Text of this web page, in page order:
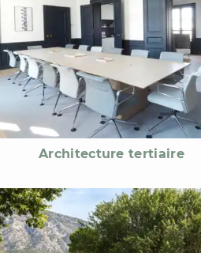
Architecture tertiaire